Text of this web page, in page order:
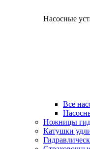
Насосные
Все
Ножницы
Катушки